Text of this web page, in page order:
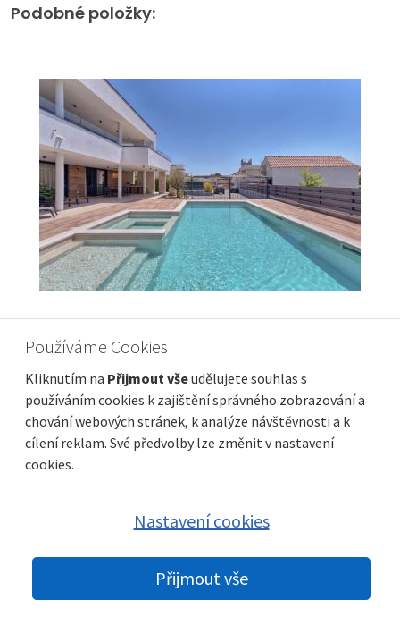
Podobné položky:
CRIKVENICA, SELCE - Dvoupokojový byt,
Cena287 000 € Vzdálenost od moře
150 m
Plocha celkem
64 m² Obec, část obce
Crikvenica
© 2026 nemovitosti-chorvatsko.eu | GDPR
Partneři:Immobilien Kroatien DE|Immobilien Kroatien AT|Parkety
Používáme Cookies
Kliknutím na Přijmout všeudělujete souhlas s
používáním cookies k zajištění správného zobrazování a
chování webových stránek, k analýze návštěvnosti a k
cílení reklam. Své předvolby lze změnit v nastavení
cookies.
Nastavení cookies
Přijmout vše